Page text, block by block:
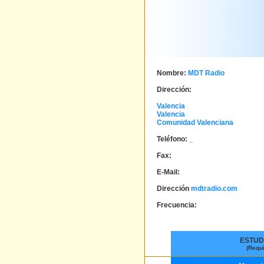
Nombre: MDT Radio
Dirección:
Valencia
Valencia
Comunidad Valenciana
Teléfono:
Fax:
E-Mail:
Dirección mdtradio.com
Frecuencia: